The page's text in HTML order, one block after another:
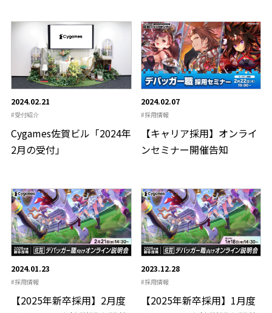
2024.02.21
受付紹介
Cygames佐賀ビル「2024年
2月の受付」
2024.02.07
採用情報
【キャリア採用】オンライ
ンセミナー開催告知
2024.01.23
採用情報
【2025年新卒採用】2月度
2023.12.28
採用情報
【2025年新卒採用】1月度